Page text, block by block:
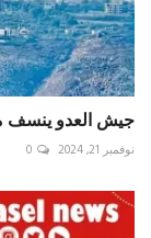
جيش العدو ينسف
نوفمبر 21, 2024 0